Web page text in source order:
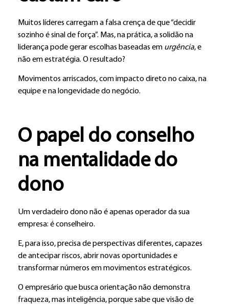
Muitos líderes carregam a falsa crença de que “decidir
sozinho é sinal de força”. Mas, na prática, a solidão na
liderança pode gerar escolhas baseadas em urgência, e
não em estratégia. O resultado?
Movimentos arriscados, com impacto direto no caixa, na
equipe e na longevidade do negócio.
O papel do conselho
na mentalidade do
dono
Um verdadeiro dono não é apenas operador da sua
empresa: é conselheiro.
E, para isso, precisa de perspectivas diferentes, capazes
de antecipar riscos, abrir novas oportunidades e
transformar números em movimentos estratégicos.
O empresário que busca orientação não demonstra
fraqueza, mas inteligência, porque sabe que visão de